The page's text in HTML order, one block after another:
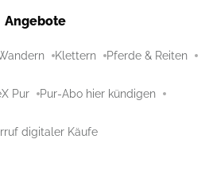
Angebote
Klettern Pferde & Reiten
Pur Pur-Abo hier kündigen
digitaler Käufe